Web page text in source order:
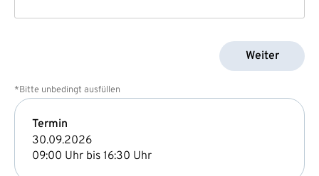
Weiter
*Bitte unbedingt ausfüllen
Termin
30.09.2026
09:00 Uhr bis 16:30 Uhr